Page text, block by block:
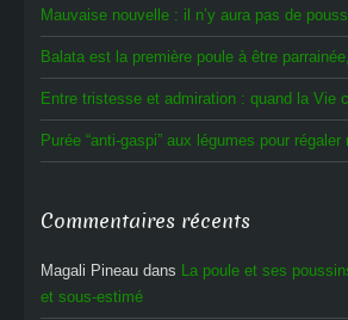
Mauvaise nouvelle : il n’y aura pas de
Balata est la première poule à être
Entre tristesse et admiration : quand la Vie
Purée “anti-gaspi” aux légumes pour régaler
Commentaires récents
Magali Pineau dans La poule et ses
et sous-estimé